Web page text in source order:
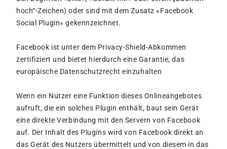
hoch“-Zeichen) oder sind mit dem Zusatz «Facebook
Social Plugin» gekennzeichnet.
Facebook ist unter dem Privacy-Shield-Abkommen
zertifiziert und bietet hierdurch eine Garantie, das
europäische Datenschutzrecht einzuhalten
Wenn ein Nutzer eine Funktion dieses Onlineangebotes
aufruft, die ein solches Plugin enthält, baut sein Gerät
eine direkte Verbindung mit den Servern von Facebook
auf. Der Inhalt des Plugins wird von Facebook direkt an
das Gerät des Nutzers übermittelt und von diesem in das